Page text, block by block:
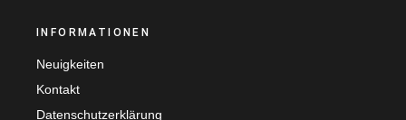
INFORMATIONEN
Neuigkeiten
Kontakt
Datenschutzerklärung